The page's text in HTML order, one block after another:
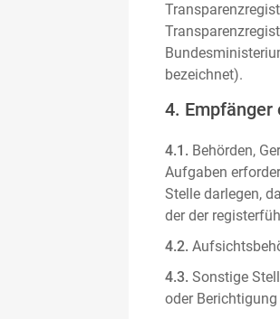
bezeichnet).
4. Empfänger
4.1. Behörden,
Aufgaben
Stelle darlegen,
der der
4.2.
4.3. Sonstige
oder